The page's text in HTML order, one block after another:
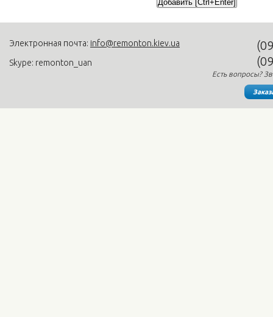
Электронная почта: info@remonton.kiev.ua
Skype: remonton_uan
Есть вопросы?